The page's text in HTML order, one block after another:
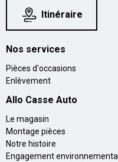
Itinéraire
Nos services
Pièces d'occasions
Enlèvement
Allo Casse Auto
Le magasin
Montage pièces
Notre histoire
Engagement environnemental